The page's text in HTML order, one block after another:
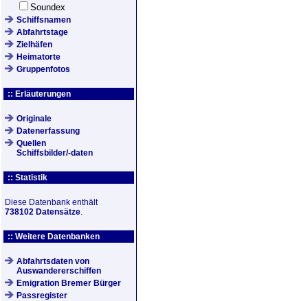
Soundex
Schiffsnamen
Abfahrtstage
Zielhäfen
Heimatorte
Gruppenfotos
:: Erläuterungen
Originale
Datenerfassung
Quellen
Schiffsbilder/-daten
:: Statistik
Diese Datenbank enthält
738102 Datensätze.
:: Weitere Datenbanken
Abfahrtsdaten von
Auswandererschiffen
Emigration Bremer Bürger
Passregister